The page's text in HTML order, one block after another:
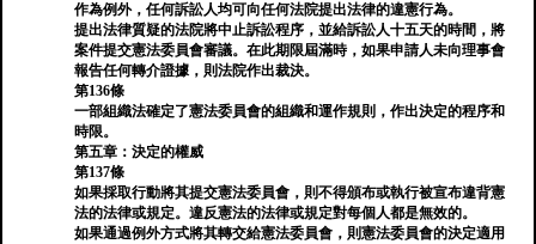
作為例外，任何訴訟人均可向任何法院提出法律的違憲行為。
提出法律質疑的法院將中止訴訟程序，並給訴訟人十五天的時間，將
案件提交憲法委員會審議。在此期限屆滿時，如果申請人未向理事會
報告任何轉介證據，則法院作出裁決。
第136條
一部組織法確定了憲法委員會的組織和運作規則，作出決定的程序和
時限。
第五章：決定的權威
第137條
如果採取行動將其提交憲法委員會，則不得頒布或執行被宣布違背憲
法的法律或規定。違反憲法的法律或規定對每個人都是無效的。
如果通過例外方式將其轉交給憲法委員會，則憲法委員會的決定適用